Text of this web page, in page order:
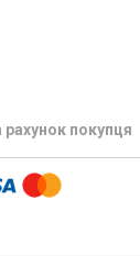
рахунок покупця